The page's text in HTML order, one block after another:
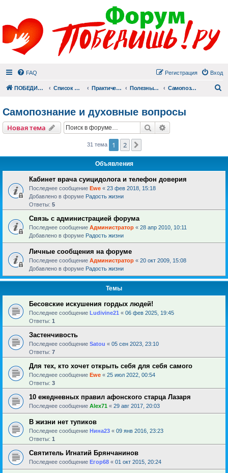
FAQ Вход
Регистрация
ПОБЕДИШЬ.РУ Список форумов Практический раздел Полезные материалы Самопознание и духовные вопросы
Самопознание и духовные вопросы
Новая тема Поиск
31 тема 1 2
Объявления
Кабинет врача суицидолога и телефон доверия
Последнее сообщение Ewe « 23 фев 2018, 15:18
Добавлено в форуме Радость жизни
Ответы: 5
Связь с администрацией форума
Последнее сообщение Администратор « 28 апр 2010, 10:11
Добавлено в форуме Радость жизни
Личные сообщения на форуме
Последнее сообщение Администратор « 20 окт 2009, 15:08
Добавлено в форуме Радость жизни
Темы
Бесовские искушения гордых людей!
Последнее сообщение Ludivine21 « 06 фев 2025, 19:45
Ответы: 1
Застенчивость
Последнее сообщение Satou « 05 сен 2023, 23:10
Ответы: 7
Для тех, кто хочет открыть себя для себя самого
Последнее сообщение Ewe « 25 июл 2022, 00:54
Ответы: 3
10 ежедневных правил афонского старца Лазаря
Последнее сообщение Alex71 « 29 авг 2017, 20:03
В жизни нет тупиков
Последнее сообщение Нина23 « 09 янв 2016, 23:23
Ответы: 1
Святитель Игнатий Брянчанинов
Последнее сообщение Егор68 « 01 окт 2015, 20:24